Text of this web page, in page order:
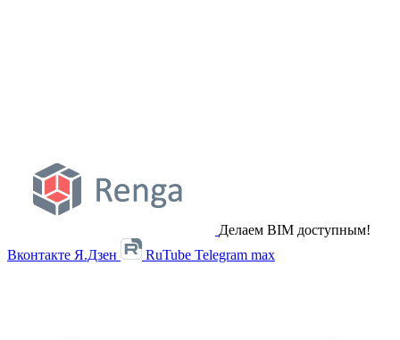
Делаем BIM доступным!
Вконтакте Я.Дзен RuTube Telegram max